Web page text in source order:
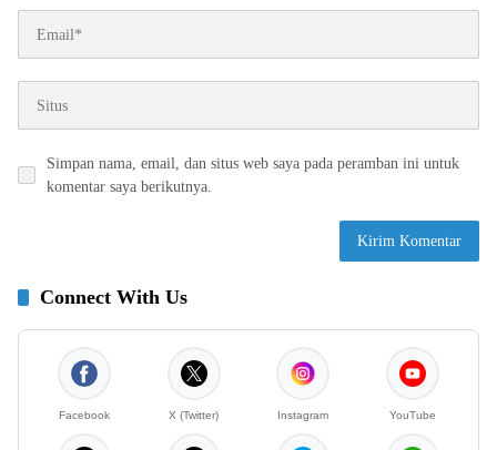
Simpan nama, email, dan situs web saya pada peramban ini untuk
komentar saya berikutnya.
Connect With Us
Facebook X (Twitter) Instagram YouTube